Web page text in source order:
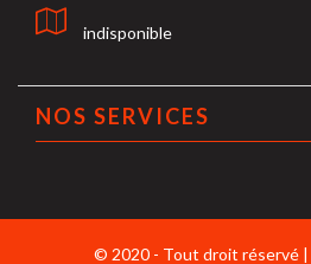
indisponible
NOS SERVICES
© 2020 - Tout droit réservé |